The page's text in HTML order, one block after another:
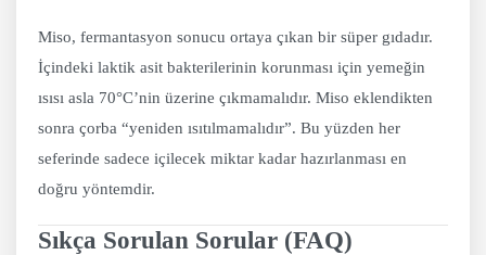
Miso, fermantasyon sonucu ortaya çıkan bir süper gıdadır.
İçindeki laktik asit bakterilerinin korunması için yemeğin
ısısı asla 70°C’nin üzerine çıkmamalıdır. Miso eklendikten
sonra çorba “yeniden ısıtılmamalıdır”. Bu yüzden her
seferinde sadece içilecek miktar kadar hazırlanması en
doğru yöntemdir.
Sıkça Sorulan Sorular (FAQ)